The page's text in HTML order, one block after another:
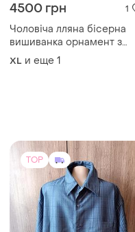
4500 грн 1
Чоловіча лляна бісерна
вишиванка орнамент з
блакитного бісеру
XL и еще 1
TOP